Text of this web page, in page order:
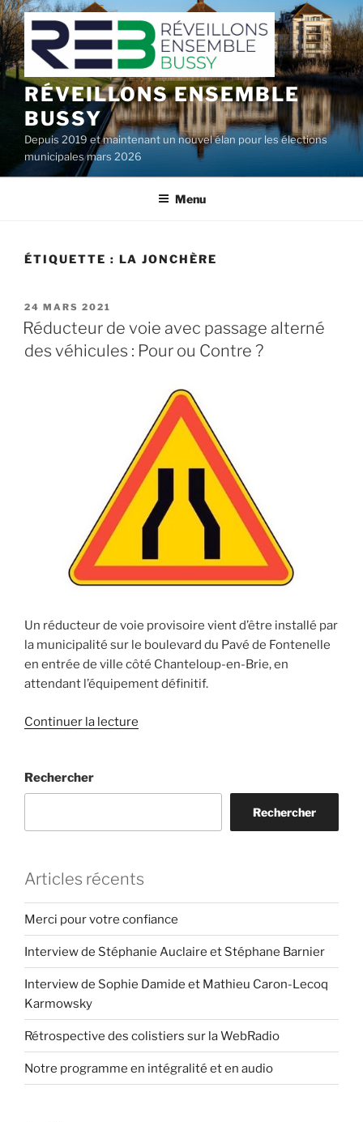
Aller
au
contenu
principal
RÉVEILLONS ENSEMBLE
BUSSY
Depuis 2019 et maintenant un nouvel élan pour les élections
municipales mars 2026
Menu
ÉTIQUETTE : LA JONCHÈRE
PUBLIÉ
LE
24 MARS 2021
Réducteur de voie avec passage alterné
des véhicules : Pour ou Contre ?
Un réducteur de voie provisoire vient d’être installé par
la municipalité sur le boulevard du Pavé de Fontenelle
en entrée de ville côté Chanteloup-en-Brie, en
attendant l’équipement définitif.
Continuer la lecture
avec
véhicules
Pour
ou
Contre
Rechercher
Rechercher
Articles récents
Merci pour votre confiance
Interview de Stéphanie Auclaire et Stéphane Barnier
Interview de Sophie Damide et Mathieu Caron-Lecoq
Karmowsky
Rétrospective des colistiers sur la WebRadio
Notre programme en intégralité et en audio